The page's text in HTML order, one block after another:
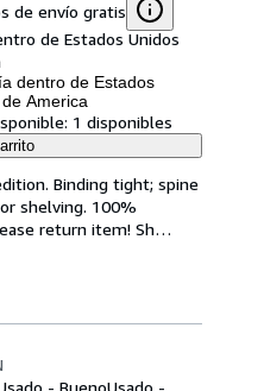
de envío gratis
de Estados Unidos
dentro de Estados
America
1 disponibles
Binding tight; spine
shelving. 100%
return item! Sh…
- BuenoUsado -